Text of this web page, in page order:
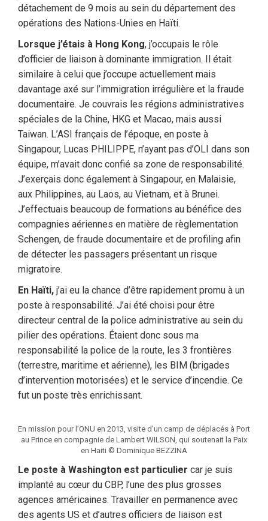
détachement de 9 mois au sein du département des
opérations des Nations-Unies en Haïti.
Lorsque j’étais à Hong Kong, j’occupais le rôle
d’officier de liaison à dominante immigration. Il était
similaire à celui que j’occupe actuellement mais
davantage axé sur l’immigration irrégulière et la fraude
documentaire. Je couvrais les régions administratives
spéciales de la Chine, HKG et Macao, mais aussi
Taiwan. L’ASI français de l’époque, en poste à
Singapour, Lucas PHILIPPE, n’ayant pas d’OLI dans son
équipe, m’avait donc confié sa zone de responsabilité.
J’exerçais donc également à Singapour, en Malaisie,
aux Philippines, au Laos, au Vietnam, et à Brunei.
J’effectuais beaucoup de formations au bénéfice des
compagnies aériennes en matière de règlementation
Schengen, de fraude documentaire et de profiling afin
de détecter les passagers présentant un risque
migratoire.
En Haïti, j’ai eu la chance d’être rapidement promu à un
poste à responsabilité. J’ai été choisi pour être
directeur central de la police administrative au sein du
pilier des opérations. Étaient donc sous ma
responsabilité la police de la route, les 3 frontières
(terrestre, maritime et aérienne), les BIM (brigades
d’intervention motorisées) et le service d’incendie. Ce
fut un poste très enrichissant.
En mission pour l’ONU en 2013, visite d’un camp de déplacés à Port
au Prince en compagnie de Lambert WILSON, qui soutenait la Paix
en Haiti © Dominique BEZZINA
Le poste à Washington est particulier car je suis
implanté au cœur du CBP, l’une des plus grosses
agences américaines. Travailler en permanence avec
des agents US et d’autres officiers de liaison est